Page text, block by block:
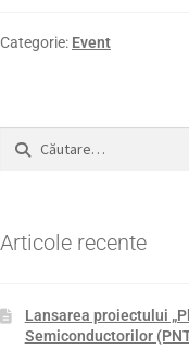
Categorie: Event
Articole recente
Lansarea proiectului
Semiconductorilor